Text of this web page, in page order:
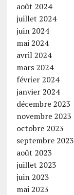
août 2024
juillet 2024
juin 2024
mai 2024
avril 2024
mars 2024
février 2024
janvier 2024
décembre 2023
novembre 2023
octobre 2023
septembre 2023
août 2023
juillet 2023
juin 2023
mai 2023